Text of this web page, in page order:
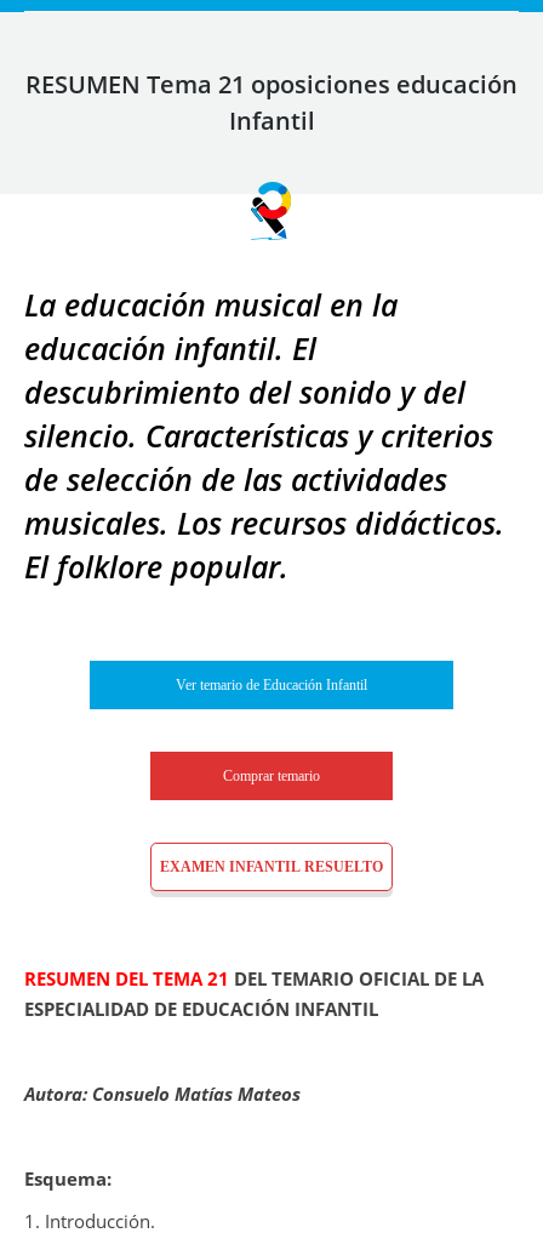
RESUMEN Tema 21 oposiciones educación
Infantil
La educación musical en la
educación infantil. El
descubrimiento del sonido y del
silencio. Características y criterios
de selección de las actividades
musicales. Los recursos didácticos.
El folklore popular.
Ver temario de Educación Infantil
Comprar temario
EXAMEN INFANTIL RESUELTO
RESUMEN DEL TEMA 21 DEL TEMARIO OFICIAL DE LA
ESPECIALIDAD DE EDUCACIÓN INFANTIL
Autora: Consuelo Matías Mateos
Esquema:
1. Introducción.